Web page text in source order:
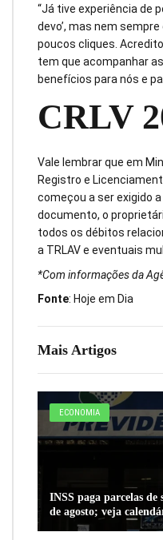
Mais Artigos
ECONOMIA
INSS paga parcelas de
de agosto; veja
“Já tive experiência de
devo’, mas nem
poucos cliques.
tem que acompanhar
benefícios para nós e
CRLV
Vale lembrar que em
Registro e
começou a ser exigido
documento, o
todos os débitos
a TRLAV e eventuais
*Com informações da
Fonte: Hoje em Dia